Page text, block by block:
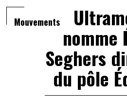
Mouvements
nomme
Seghers
du pôle